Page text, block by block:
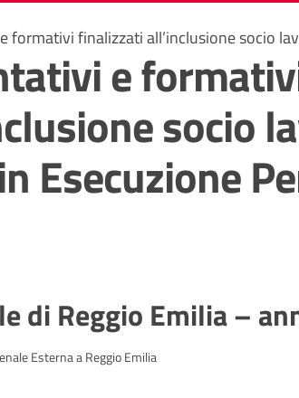
formativi finalizzati all’inclusione socio
e
socio
Esecuzione
di Reggio Emilia –
Esterna a Reggio Emilia